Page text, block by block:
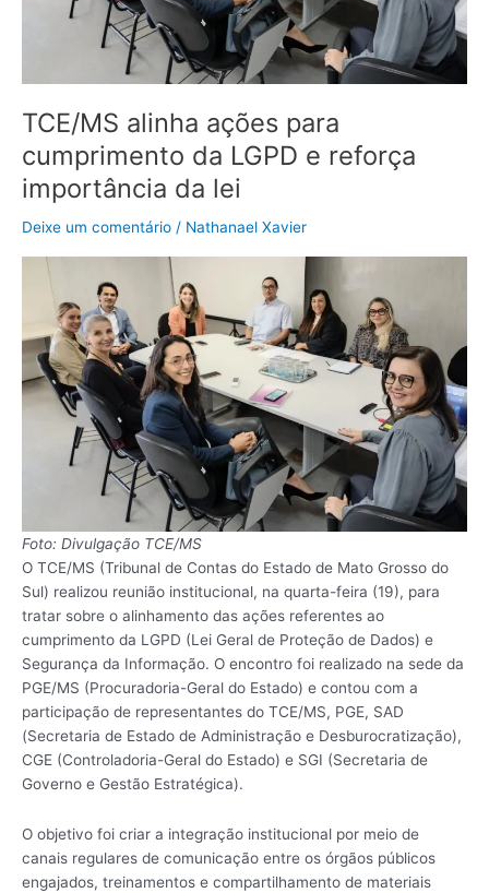
TCE/MS alinha ações para
cumprimento da LGPD e reforça
importância da lei
Deixe um comentário / Nathanael Xavier
Foto: Divulgação TCE/MS
O TCE/MS (Tribunal de Contas do Estado de Mato Grosso do
Sul) realizou reunião institucional, na quarta-feira (19), para
tratar sobre o alinhamento das ações referentes ao
cumprimento da LGPD (Lei Geral de Proteção de Dados) e
Segurança da Informação. O encontro foi realizado na sede da
PGE/MS (Procuradoria-Geral do Estado) e contou com a
participação de representantes do TCE/MS, PGE, SAD
(Secretaria de Estado de Administração e Desburocratização),
CGE (Controladoria-Geral do Estado) e SGI (Secretaria de
Governo e Gestão Estratégica).
O objetivo foi criar a integração institucional por meio de
canais regulares de comunicação entre os órgãos públicos
engajados, treinamentos e compartilhamento de materiais
reforça
importância
lei